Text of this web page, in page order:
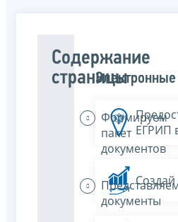
Содержание
страницы
Формируем
пакет
документов
документы
ЕГРИП
Создай